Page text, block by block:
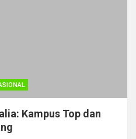
Kampus Top dan